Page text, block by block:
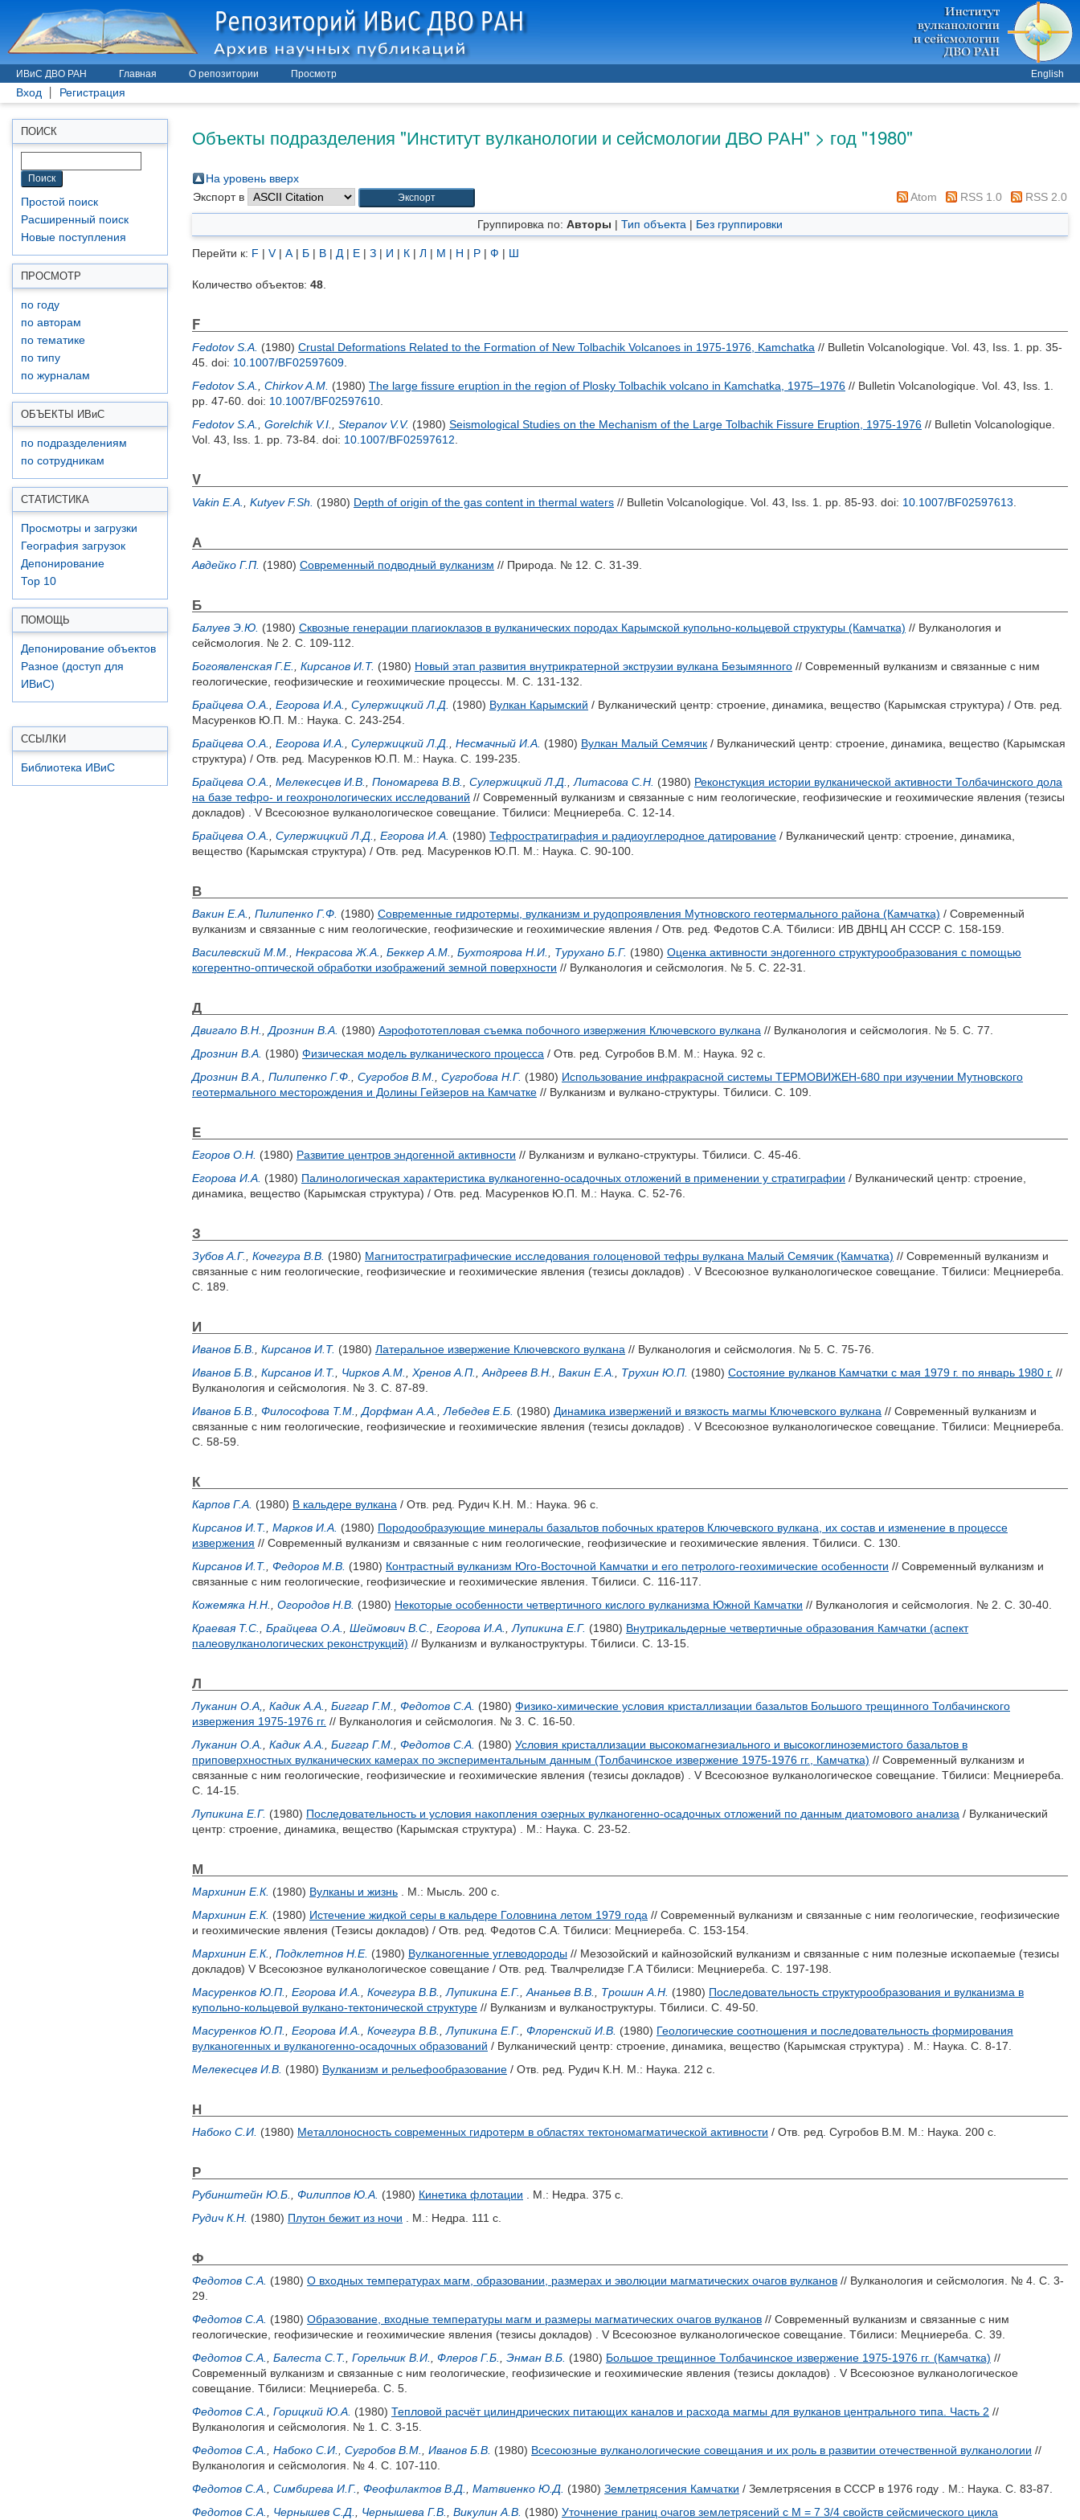
ИВиС ДВО РАН Главная О репозитории Просмотр English
Вход Регистрация
ПОИСК
Простой поиск
Расширенный поиск
Новые поступления
ПРОСМОТР
по году
по авторам
по тематике
по типу
по журналам
ОБЪЕКТЫ ИВиС
по подразделениям
по сотрудникам
СТАТИСТИКА
Просмотры и загрузки
География загрузок
Депонирование
Top 10
ПОМОЩЬ
Депонирование объектов
Разное (доступ для
ИВиС)
ССЫЛКИ
Библиотека ИВиС
Объекты подразделения "Институт вулканологии и сейсмологии ДВО РАН" > год "1980"
На уровень вверх
Экспорт в
Atom RSS 1.0 RSS 2.0
Группировка по: Авторы | Тип объекта | Без группировки
Перейти к: F | V| А | Б | В | Д | Е | З | И | К | Л | М | Н | Р | Ф | Ш
Количество объектов: 48
F
Fedotov S.A. (1980) Crustal Deformations Related to the Formation of New Tolbachik Volcanoes in 1975-1976, Kamchatka // Bulletin Volcanologique. Vol. 43, Iss. 1. pp. 35-
45. doi: 10.1007/BF02597609
Fedotov S.A.
Chirkov A.M. (1980) The large fissure eruption in the region of Plosky Tolbachik volcano in Kamchatka, 1975–1976 // Bulletin Volcanologique. Vol. 43, Iss. 1.
pp. 47-60. doi: 10.1007/BF02597610
Fedotov S.A.
Gorelchik V.I. Stepanov V.V. (1980) Seismological Studies on the Mechanism of the Large Tolbachik Fissure Eruption, 1975-1976 // Bulletin Volcanologique.
Vol. 43, Iss. 1. pp. 73-84. doi: 10.1007/BF02597612
V
Vakin E.A. Kutyev F.Sh. (1980) Depth of origin of the gas content in thermal waters // Bulletin Volcanologique. Vol. 43, Iss. 1. pp. 85-93. doi: 10.1007/BF02597613
А
Авдейко Г.П. (1980) Современный подводный вулканизм // Природа. № 12. С. 31-39.
Б
Балуев Э.Ю. (1980) Сквозные генерации плагиоклазов в вулканических породах Карымской купольно-кольцевой структуры (Камчатка) // Вулканология и
сейсмология. № 2. С. 109-112.
Богоявленская Г.Е.
Кирсанов И.Т. (1980) Новый этап развития внутрикратерной экструзии вулкана Безымянного // Современный вулканизм и связанные с ним
геологические, геофизические и геохимические процессы. М. С. 131-132.
Брайцева О.А.
Егорова И.А. Сулержицкий Л.Д. (1980) Вулкан Карымский / Вулканический центр: строение, динамика, вещество (Карымская структура) / Отв. ред.
Масуренков Ю.П.
М.: Наука. С. 243-254.
Брайцева О.А.
Егорова И.А. Сулержицкий Л.Д. Несмачный И.А. (1980) Вулкан Малый Семячик / Вулканический центр: строение, динамика, вещество (Карымская
структура) / Отв. ред. Масуренков Ю.П.
М.: Наука. С. 199-235.
Брайцева О.А.
Мелекесцев И.В. Пономарева В.В. Сулержицкий Л.Д. Литасова С.Н. (1980) Реконстукция истории вулканической активности Толбачинского дола
на базе тефро- и геохронологических исследований // Современный вулканизм и связанные с ним геологические, геофизические и геохимические явления (тезисы
докладов) . V Всесоюзное вулканологическое совещание. Тбилиси: Мецниереба. С. 12-14.
Брайцева О.А.
Сулержицкий Л.Д. Егорова И.А. (1980) Тефростратиграфия и радиоуглеродное датирование / Вулканический центр: строение, динамика,
вещество (Карымская структура) / Отв. ред. Масуренков Ю.П. М.: Наука. С. 90-100.
В
Вакин Е.А. Пилипенко Г.Ф. (1980) Современные гидротермы, вулканизм и рудопроявления Мутновского геотермального района (Камчатка) / Современный
вулканизм и связанные с ним геологические, геофизические и геохимические явления / Отв. ред. Федотов С.А. Тбилиси: ИВ ДВНЦ АН СССР. С. 158-159.
Василевский М.М.
Некрасова Ж.А. Беккер А.М. Бухтоярова Н.И. Турухано Б.Г. (1980) Оценка активности эндогенного структурообразования с помощью
когерентно-оптической обработки изображений земной поверхности // Вулканология и сейсмология. № 5. С. 22-31.
Д
Двигало В.Н. Дрознин В.А. (1980) Аэрофототепловая съемка побочного извержения Ключевского вулкана // Вулканология и сейсмология. № 5. С. 77.
Дрознин В.А. (1980) Физическая модель вулканического процесса / Отв. ред. Сугробов В.М.
М.: Наука. 92 с.
Дрознин В.А.
Пилипенко Г.Ф. Сугробов В.М. Сугробова Н.Г. (1980) Использование инфракрасной системы ТЕРМОВИЖЕН-680 при изучении Мутновского
геотермального месторождения и Долины Гейзеров на Камчатке // Вулканизм и вулкано-структуры. Тбилиси. С. 109.
Е
Егоров О.Н. (1980) Развитие центров эндогенной активности // Вулканизм и вулкано-структуры. Тбилиси. С. 45-46.
Егорова И.А. (1980) Палинологическая характеристика вулканогенно-осадочных отложений в применении у стратиграфии / Вулканический центр: строение,
динамика, вещество (Карымская структура) / Отв. ред. Масуренков Ю.П. М.: Наука. С. 52-76.
З
Зубов А.Г. Кочегура В.В. (1980) Магнитостратиграфические исследования голоценовой тефры вулкана Малый Семячик (Камчатка) // Современный вулканизм и
связанные с ним геологические, геофизические и геохимические явления (тезисы докладов) . V Всесоюзное вулканологическое совещание. Тбилиси: Мецниереба.
С. 189.
И
Иванов Б.В. Кирсанов И.Т. (1980) Латеральное извержение Ключевского вулкана // Вулканология и сейсмология. № 5. С. 75-76.
Иванов Б.В.
Кирсанов И.Т. Чирков А.М. Хренов А.П. Андреев В.Н. Вакин Е.А. Трухин Ю.П. (1980) Состояние вулканов Камчатки с мая 1979 г. по январь 1980 г. //
Вулканология и сейсмология. № 3. С. 87-89.
Иванов Б.В.
Философова Т.М. Дорфман А.А. Лебедев Е.Б. (1980) Динамика извержений и вязкость магмы Ключевского вулкана // Современный вулканизм и
связанные с ним геологические, геофизические и геохимические явления (тезисы докладов) . V Всесоюзное вулканологическое совещание. Тбилиси: Мецниереба.
С. 58-59.
К
Карпов Г.А. (1980) В кальдере вулкана / Отв. ред. Рудич К.Н.
М.: Наука. 96 с.
Кирсанов И.Т.
Марков И.А. (1980) Породообразующие минералы базальтов побочных кратеров Ключевского вулкана, их состав и изменение в процессе
извержения // Современный вулканизм и связанные с ним геологические, геофизические и геохимические явления. Тбилиси. С. 130.
Кирсанов И.Т.
Федоров М.В. (1980) Контрастный вулканизм Юго-Восточной Камчатки и его петролого-геохимические особенности // Современный вулканизм и
связанные с ним геологические, геофизические и геохимические явления. Тбилиси. С. 116-117.
Кожемяка Н.Н.
Огородов Н.В. (1980) Некоторые особенности четвертичного кислого вулканизма Южной Камчатки // Вулканология и сейсмология. № 2. С. 30-40.
Краевая Т.С.
Брайцева О.А. Шеймович В.С. Егорова И.А. Лупикина Е.Г. (1980) Внутрикальдерные четвертичные образования Камчатки (аспект
палеовулканологических реконструкций) // Вулканизм и вулканоструктуры. Тбилиси. С. 13-15.
Л
Луканин О.А, Кадик А.А. Биггар Г.М. Федотов С.А. (1980) Физико-химические условия кристаллизации базальтов Большого трещинного Толбачинского
извержения 1975-1976 гг. // Вулканология и сейсмология. № 3. С. 16-50.
Луканин О.А.
Кадик А.А. Биггар Г.М. Федотов С.А. (1980) Условия кристаллизации высокомагнезиального и высокоглиноземистого базальтов в
приповерхностных вулканических камерах по экспериментальным данным (Толбачинское извержение 1975-1976 гг., Камчатка) // Современный вулканизм и
связанные с ним геологические, геофизические и геохимические явления (тезисы докладов) . V Всесоюзное вулканологическое совещание. Тбилиси: Мецниереба.
С. 14-15.
Лупикина Е.Г. (1980) Последовательность и условия накопления озерных вулканогенно-осадочных отложений по данным диатомового анализа / Вулканический
центр: строение, динамика, вещество (Карымская структура) . М.: Наука. С. 23-52.
М
Мархинин Е.К. (1980) Вулканы и жизнь . М.: Мысль. 200 с.
Мархинин Е.К. (1980) Истечение жидкой серы в кальдере Головнина летом 1979 года // Современный вулканизм и связанные с ним геологические, геофизические
и геохимические явления (Тезисы докладов) / Отв. ред. Федотов С.А. Тбилиси: Мецниереба. С. 153-154.
Мархинин Е.К.
Подклетнов Н.Е. (1980) Вулканогенные углеводороды // Мезозойский и кайнозойский вулканизм и связанные с ним полезные ископаемые (тезисы
докладов) V Всесоюзное вулканологическое совещание / Отв. ред. Твалчрелидзе Г.А Тбилиси: Мецниереба. С. 197-198.
Масуренков Ю.П.
Егорова И.А. Кочегура В.В. Лупикина Е.Г. Ананьев В.В. Трошин А.Н. (1980) Последовательность структурообразования и вулканизма в
купольно-кольцевой вулкано-тектонической структуре // Вулканизм и вулканоструктуры. Тбилиси. С. 49-50.
Масуренков Ю.П.
Егорова И.А. Кочегура В.В. Лупикина Е.Г. Флоренский И.В. (1980) Геологические соотношения и последовательность формирования
вулканогенных и вулканогенно-осадочных образований / Вулканический центр: строение, динамика, вещество (Карымская структура) . М.: Наука. С. 8-17.
Мелекесцев И.В. (1980) Вулканизм и рельефообразование / Отв. ред. Рудич К.Н. М.: Наука. 212 с.
Н
Набоко С.И. (1980) Металлоносность современных гидротерм в областях тектономагматической активности / Отв. ред. Сугробов В.М. М.: Наука. 200 с.
Р
Рубинштейн Ю.Б. Филиппов Ю.А. (1980) Кинетика флотации . М.: Недра. 375 с.
Рудич К.Н. (1980) Плутон бежит из ночи . М.: Недра. 111 с.
Ф
Федотов С.А. (1980) О входных температурах магм, образовании, размерах и эволюции магматических очагов вулканов // Вулканология и сейсмология. № 4. С. 3-
29.
Федотов С.А. (1980) Образование, входные температуры магм и размеры магматических очагов вулканов // Современный вулканизм и связанные с ним
геологические, геофизические и геохимические явления (тезисы докладов) . V Всесоюзное вулканологическое совещание. Тбилиси: Мецниереба. С. 39.
Федотов С.А.
Балеста С.Т. Горельчик В.И. Флеров Г.Б. Энман В.Б. (1980) Большое трещинное Толбачинское извержение 1975-1976 гг. (Камчатка) //
Современный вулканизм и связанные с ним геологические, геофизические и геохимические явления (тезисы докладов) . V Всесоюзное вулканологическое
совещание. Тбилиси: Мецниереба. С. 5.
Федотов С.А.
Горицкий Ю.А. (1980) Тепловой расчёт цилиндрических питающих каналов и расхода магмы для вулканов центрального типа. Часть 2 //
Вулканология и сейсмология. № 1. С. 3-15.
Федотов С.А.
Набоко С.И. Сугробов В.М. Иванов Б.В. (1980) Всесоюзные вулканологические совещания и их роль в развитии отечественной вулканологии //
Вулканология и сейсмология. № 4. С. 107-110.
Федотов С.А.
Симбирева И.Г. Феофилактов В.Д. Матвиенко Ю.Д. (1980) Землетрясения Камчатки / Землетрясения в СССР в 1976 году . М.: Наука. С. 83-87.
Федотов С.А.
Чернышев С.Д. Чернышева Г.В. Викулин А.В. (1980) Уточнение границ очагов землетрясений с М = 7 3/4 свойств сейсмического цикла